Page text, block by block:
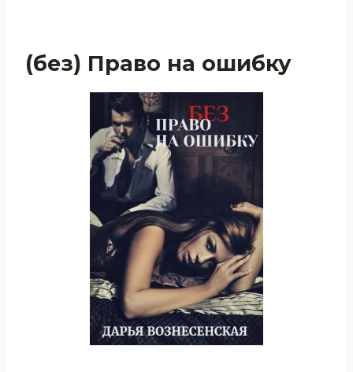
(без) Право на ошибку